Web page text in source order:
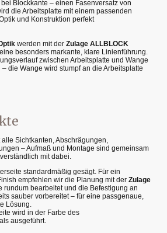
Blockkante – einen Fasenversatz von
die Arbeitsplatte mit einem passenden
und Konstruktion perfekt
werden mit der Zulage ALLBLOCK
besonders markante, klare Linienführung.
zwischen Arbeitsplatte und Wange
die Wange wird stumpf an die Arbeitsplatte
Sichtkanten, Abschrägungen,
– Aufmaß und Montage sind gemeinsam
mit dabei.
standardmäßig gesägt. Für ein
empfehlen wir die Planung mit der Zulage
rundum bearbeitet und die Befestigung an
sauber vorbereitet – für eine passgenaue,
Lösung.
wird in der Farbe des
ausgeführt.